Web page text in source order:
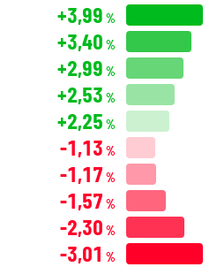
+3,99 %
+3,40 %
+2,99 %
+2,53 %
+2,25 %
-1,13 %
-1,17 %
-1,57 %
-2,30 %
-3,01 %